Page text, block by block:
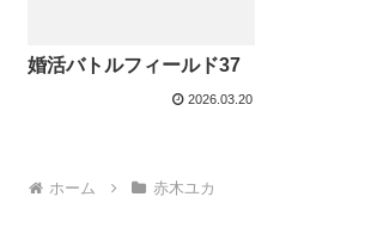
婚活バトルフィールド37
2026.03.20
ホーム 赤木ユカ